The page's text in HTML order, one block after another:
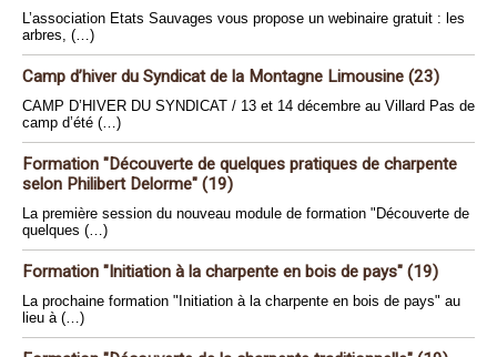
L’association Etats Sauvages vous propose un webinaire gratuit : les
arbres, (…)
Camp d’hiver du Syndicat de la Montagne Limousine (23)
CAMP D’HIVER DU SYNDICAT / 13 et 14 décembre au Villard Pas de
camp d’été (…)
Formation "Découverte de quelques pratiques de charpente
selon Philibert Delorme" (19)
La première session du nouveau module de formation "Découverte de
quelques (…)
Formation "Initiation à la charpente en bois de pays" (19)
La prochaine formation "Initiation à la charpente en bois de pays" au
lieu à (…)